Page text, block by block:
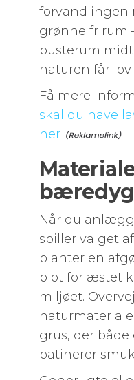
forvandlingen
grønne frirum
pusterum
naturen får
Få mere
skal du have
her
.
Når du
spiller valget
planter en
blot for
miljøet.
grus, der
patinerer